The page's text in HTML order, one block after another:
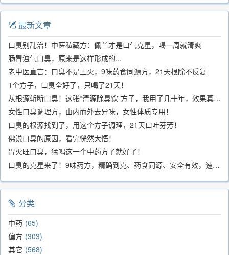
最新文章
口臭别乱治！中医私藏方：佩兰才是口气克星，喝一周就清爽
肠胃浊气口臭，原来是这样形成的...
老中医直言：口臭不是上火，9味药食同源方，21天根除不反复
1个方子，口臭全好了，只喝了21天！
从根源斩断口臭！这张“清源除臭饮”方子，我用了几十年，效果真不错
女性口臭调理方，由内而外去异味，女性体质专用！
口臭的根源找到了，用这个方子调理，21天口吐芬芳！
佛说口臭的原因，看完恍然大悟！
胃火旺口臭，猛喝这一个中药方子就好了！
口臭的克星来了！9味药方，精确到克、药食同源、安全有效，速看！
分类
中药 65
偏方 303
其它 568